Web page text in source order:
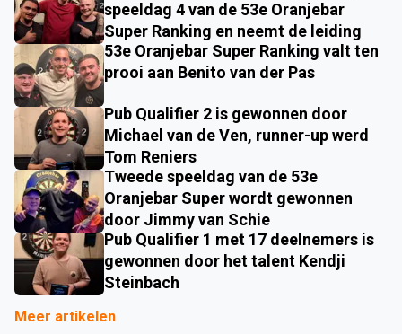
speeldag 4 van de 53e Oranjebar
Super Ranking en neemt de leiding
53e Oranjebar Super Ranking valt ten
prooi aan Benito van der Pas
Pub Qualifier 2 is gewonnen door
Michael van de Ven, runner-up werd
Tom Reniers
Tweede speeldag van de 53e
Oranjebar Super wordt gewonnen
door Jimmy van Schie
Pub Qualifier 1 met 17 deelnemers is
gewonnen door het talent Kendji
Steinbach
Meer artikelen